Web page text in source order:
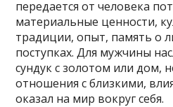
передается от человека
материальные ценности,
традиции, опыт, память о
поступках. Для мужчины
сундук с золотом или дом,
отношения с близкими,
оказал на мир вокруг себя.